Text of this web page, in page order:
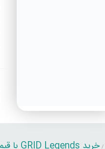
/ خرید GRID Legends با قیمت ارزان